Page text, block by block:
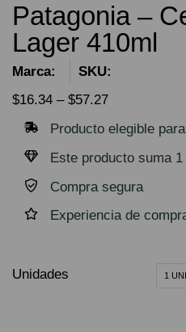
Patagonia –
Lager 410ml
Marca:
SKU:
$16.34 – $57.27
Producto elegible
Este producto suma
Compra segura
Experiencia de
Unidades 1